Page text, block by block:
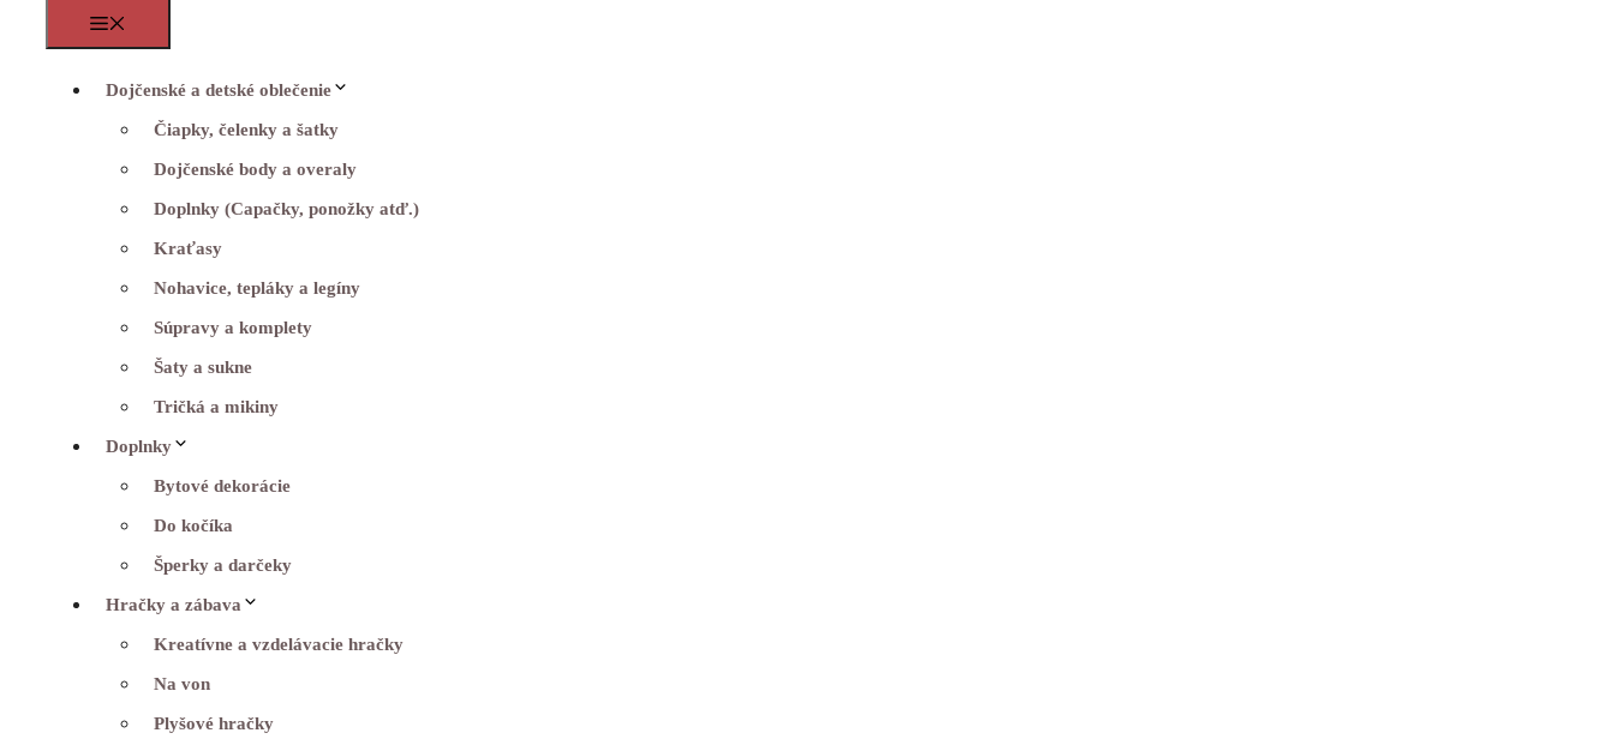
Dojčenské a detské oblečenie
Čiapky, čelenky a šatky
Dojčenské body a overaly
Doplnky (Capačky, ponožky atď.)
Kraťasy
Nohavice, tepláky a legíny
Súpravy a komplety
Šaty a sukne
Tričká a mikiny
Doplnky
Bytové dekorácie
Do kočíka
Šperky a darčeky
Hračky a zábava
Kreatívne a vzdelávacie hračky
Na von
Plyšové hračky